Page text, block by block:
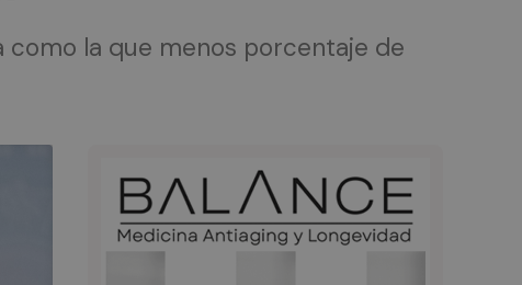
como la que menos porcentaje de